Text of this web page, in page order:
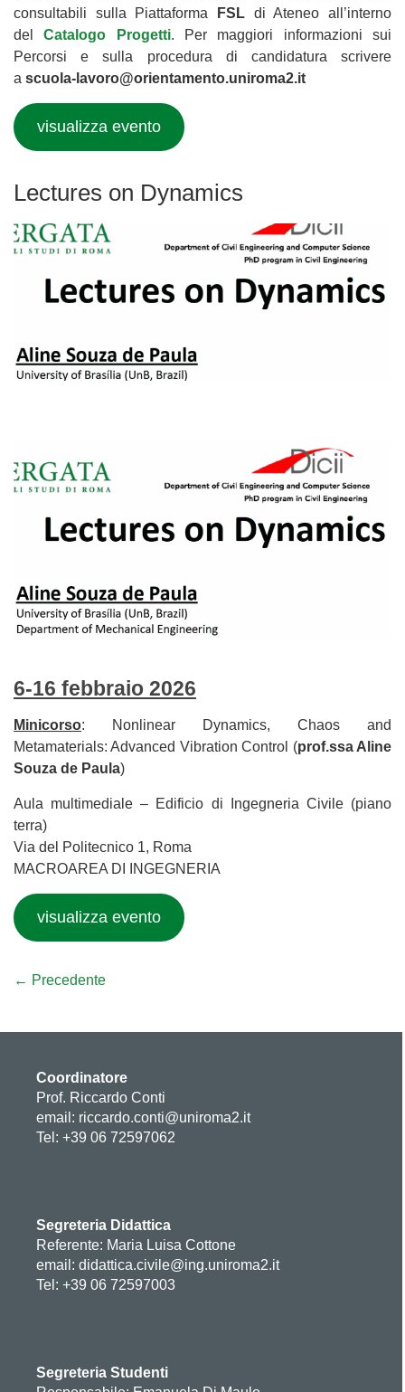
consultabili sulla Piattaforma
FSL di Ateneo all’interno
delCatalogo Progetti. Per maggiori informazioni sui
Percorsi e sulla procedura di candidatura scrivere
a scuola-lavoro@orientamento.uniroma2.it
visualizza evento
Lectures on Dynamics
6-16 febbraio 2026
Minicorso: Nonlinear Dynamics, Chaos and
Metamaterials: Advanced Vibration Control (prof.ssa Aline
Souza de Paula)
Aula multimediale – Edificio di Ingegneria Civile (piano
terra)
Via del Politecnico 1, Roma
MACROAREA DI INGEGNERIA
visualizza evento
← Precedente
Coordinatore
Prof. Riccardo Conti
email: riccardo.conti@uniroma2.it
Tel: +39 06 72597062
Segreteria Didattica
Referente: Maria Luisa Cottone
email: didattica.civile@ing.uniroma2.it
Tel: +39 06 72597003
Segreteria Studenti